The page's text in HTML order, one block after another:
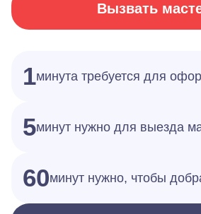
Вызвать
1минута требуется для
5минут нужно для выезда
60минут нужно, чтобы